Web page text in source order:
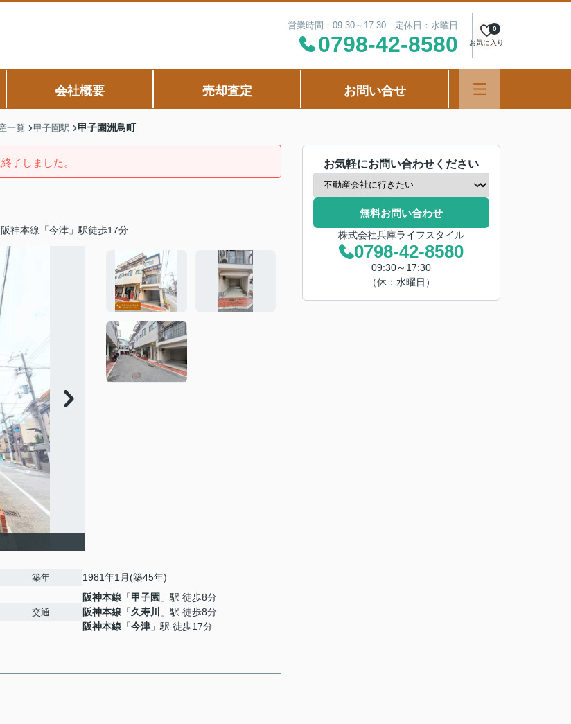
営業時間：09:30～17:30 定休日：水曜日
0798-42-8580 お気に入り
0
会社概要 売却査定 お問い合せ
一覧 甲子園駅 甲子園洲鳥町
了しました。
阪神本線「今津」駅徒歩17分
築年 1981年1月(築45年)
交通
阪神本線 「甲子園 」駅 徒歩8分
阪神本線 「久寿川
」駅 徒歩8分
阪神本線 「今津 」駅 徒歩17分
お気軽にお問い合わせください
無料お問い合わせ
株式会社兵庫ライフスタイル
0798-42-8580
09:30～17:30
（休：水曜日）